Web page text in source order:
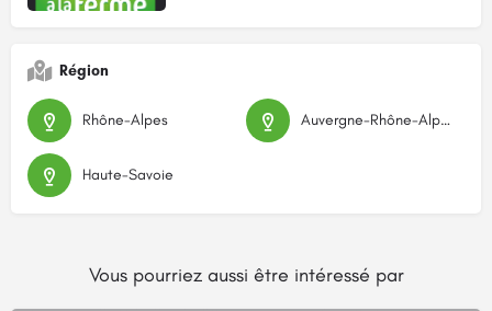
Région
Rhône-Alpes Auvergne-Rhône-Alpes
Haute-Savoie
Vous pourriez aussi être intéressé par